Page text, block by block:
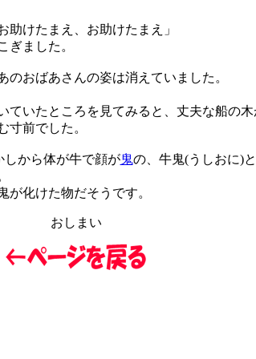
助けたまえ、お助けたまえ」
ぎました。
おばあさんの姿は消えていました。
いたところを見てみると、丈夫な船の木
寸前でした。
から体が牛で顔が鬼の、牛鬼(うしおに)
化けた物だそうです。
おしまい